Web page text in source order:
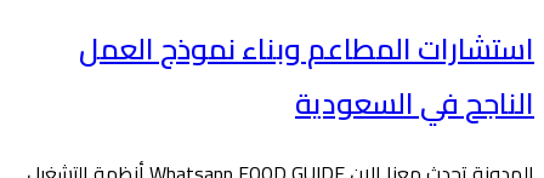
استشارات المطاعم وبناء نموذج العمل
الناجح في السعودية